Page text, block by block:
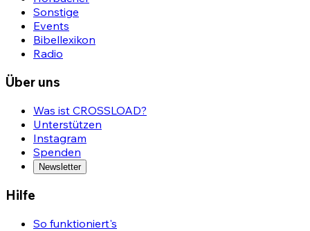
Sonstige
Events
Bibellexikon
Radio
Über uns
Was ist CROSSLOAD?
Unterstützen
Instagram
Spenden
Newsletter
Hilfe
So funktioniert's